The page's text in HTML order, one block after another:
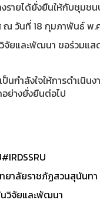
งรายได้ยั่งยืนให้กับชุมช
ณ วันที่ 18 กุมภาพันธ์ พ.
จัยและพัฒนา ขอร่วมแส
ป็นกำลังใจให้การดำเนิ
ย่างยั่งยืนต่อไป
#IRDSSRU
ยาลัยราชภัฏสวนสุนันทา
วิจัยและพัฒนา